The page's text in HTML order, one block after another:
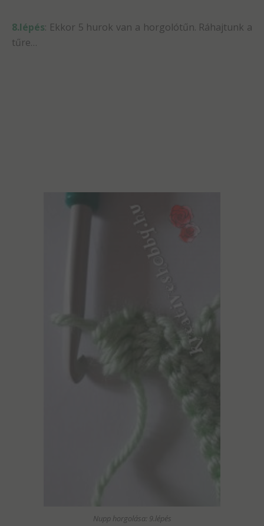
8.lépés: Ekkor 5 hurok van a horgolótűn. Ráhajtunk a
tűre…
Nupp horgolása: 9.lépés